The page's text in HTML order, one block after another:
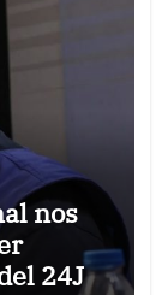
nos
24J